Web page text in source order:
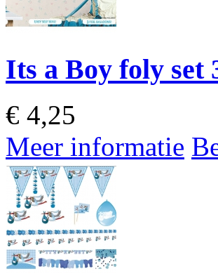
Its a Boy foly set
€ 4,25
Meer informatie